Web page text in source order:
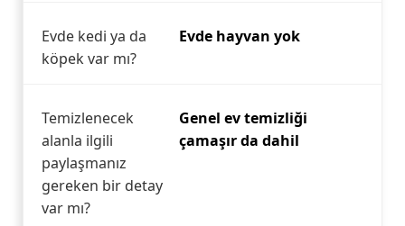
Evde kedi ya da
köpek var mı?
Evde hayvan yok
Temizlenecek
alanla ilgili
paylaşmanız
gereken bir detay
var mı?
Genel ev temizliği
çamaşır da dahil